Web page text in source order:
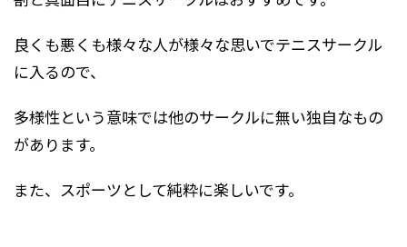
良くも悪くも様々な人が様々な思いでテニスサークル
に入るので、
多様性という意味では他のサークルに無い独自なもの
があります。
また、スポーツとして純粋に楽しいです。